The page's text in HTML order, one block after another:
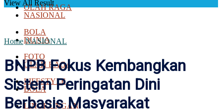
OLAH RAGA
BOLA
FOTO
LIFESTYLE
LINGKUNGAN
NASIONAL
DUNIA
OLAH RAGA
BOLA
View All Result
Home NASIONAL
BNPB Fokus Kembangkan
Sistem Peringatan Dini
Berbasis Masyarakat